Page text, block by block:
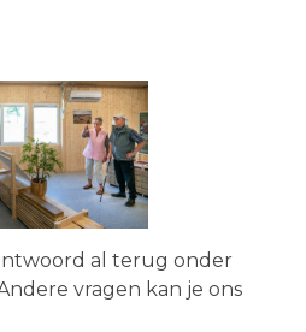
al terug onder
vragen kan je ons